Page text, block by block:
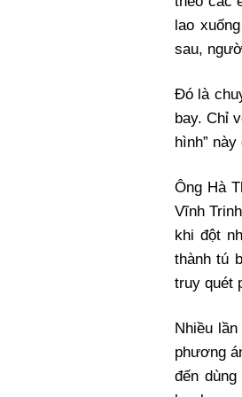
lao
sau,
Đó là
bay. Chỉ
hình”
Ông Hà
Vĩnh
khi đột
thành tú
truy quét
Nhiều
phương
đến